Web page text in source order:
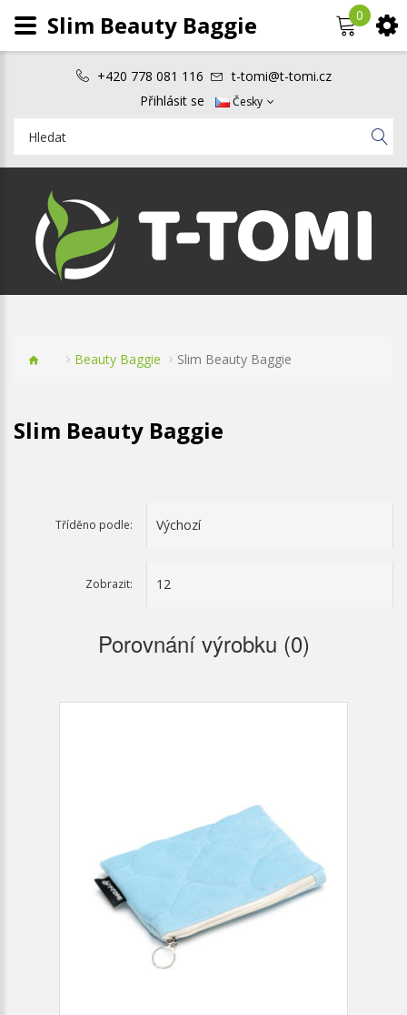
+420 778 081 116
t-tomi@t-tomi.cz
Přihlásit se
Česky
0
Beauty Baggie Slim Beauty Baggie
Slim Beauty Baggie
Tříděno podle:
Zobrazit:
Porovnání výrobku (0)
Slim Beauty Baggie